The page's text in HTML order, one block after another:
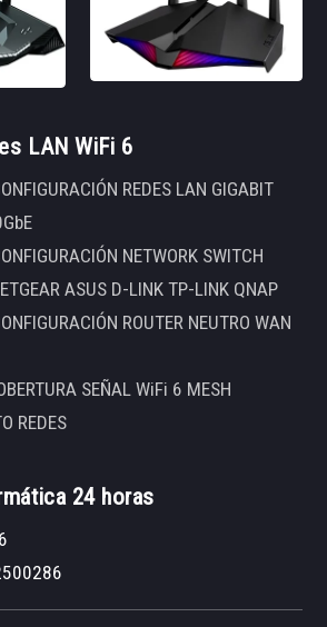
LAN WiFi 6
REDES LAN GIGABIT
NETWORK SWITCH
ASUS D-LINK TP-LINK QNAP
ROUTER NEUTRO WAN
SEÑAL WiFi 6 MESH
REDES
24 horas